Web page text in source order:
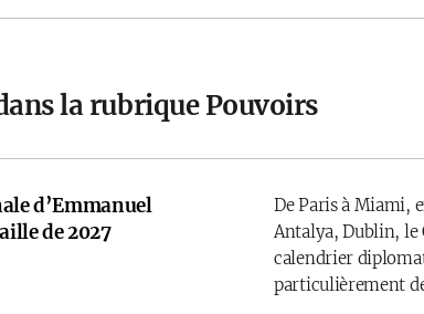
la rubrique Pouvoirs
d’Emmanuel
de 2027
De Paris à Miami,
Antalya, Dublin, le
calendrier
particulièrement